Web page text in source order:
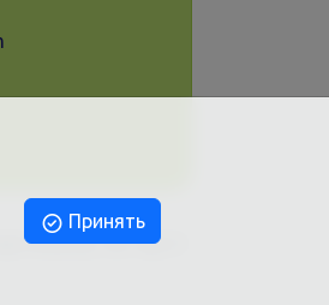
28, оф.51
Принять